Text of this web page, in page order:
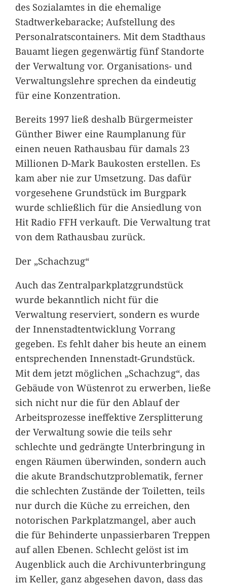
des Sozialamtes in die ehemalige
Stadtwerkebaracke; Aufstellung des
Personalratscontainers. Mit dem Stadthaus
Bauamt liegen gegenwärtig fünf Standorte
der Verwaltung vor. Organisations- und
Verwaltungslehre sprechen da eindeutig
für eine Konzentration.
Bereits 1997 ließ deshalb Bürgermeister
Günther Biwer eine Raumplanung für
einen neuen Rathausbau für damals 23
Millionen D-Mark Baukosten erstellen. Es
kam aber nie zur Umsetzung. Das dafür
vorgesehene Grundstück im Burgpark
wurde schließlich für die Ansiedlung von
Hit Radio FFH verkauft. Die Verwaltung trat
von dem Rathausbau zurück.
Der „Schachzug“
Auch das Zentralparkplatzgrundstück
wurde bekanntlich nicht für die
Verwaltung reserviert, sondern es wurde
der Innenstadtentwicklung Vorrang
gegeben. Es fehlt daher bis heute an einem
entsprechenden Innenstadt-Grundstück.
Mit dem jetzt möglichen „Schachzug“, das
Gebäude von Wüstenrot zu erwerben, ließe
sich nicht nur die für den Ablauf der
Arbeitsprozesse ineffektive Zersplitterung
der Verwaltung sowie die teils sehr
schlechte und gedrängte Unterbringung in
engen Räumen überwinden, sondern auch
die akute Brandschutzproblematik, ferner
die schlechten Zustände der Toiletten, teils
nur durch die Küche zu erreichen, den
notorischen Parkplatzmangel, aber auch
die für Behinderte unpassierbaren Treppen
auf allen Ebenen. Schlecht gelöst ist im
Augenblick auch die Archivunterbringung
im Keller, ganz abgesehen davon, dass das